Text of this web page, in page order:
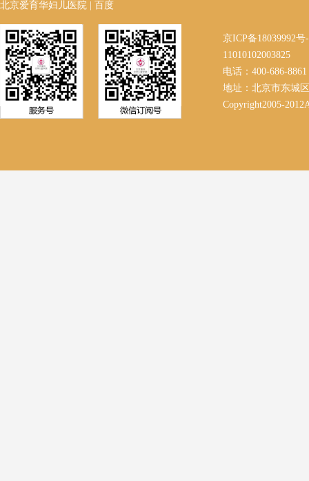
北京爱育华妇儿医院 百度
京ICP备18039992
11010102003825
电话：400-686-
地址：北京市东城
Copyright2005-